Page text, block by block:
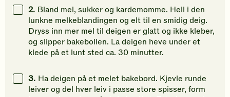
2. Bland mel, sukker og kardemomme. Hell i den
lunkne melkeblandingen og elt til en smidig deig.
Dryss inn mer mel til deigen er glatt og ikke kleber,
og slipper bakebollen. La deigen heve under et
klede på et lunt sted ca. 30 minutter.
3. Ha deigen på et melet bakebord. Kjevle runde
leiver og del hver leiv i passe store spisser, form